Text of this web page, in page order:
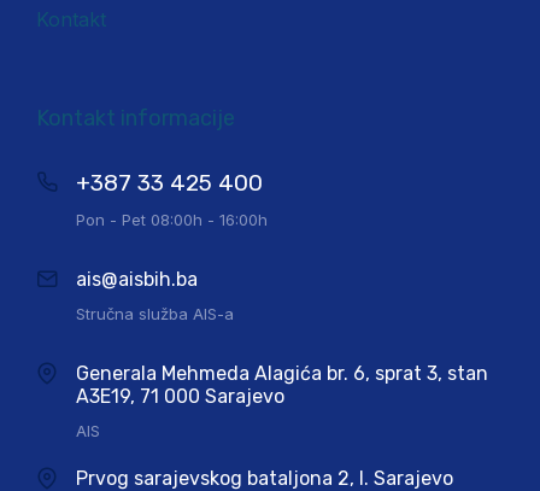
Kontakt
Kontakt informacije
+387 33 425 400
Pon - Pet 08:00h - 16:00h
ais@aisbih.ba
Stručna služba AIS-a
Generala Mehmeda Alagića br. 6, sprat 3, stan
A3E19, 71 000 Sarajevo
AIS
Prvog sarajevskog bataljona 2, I. Sarajevo